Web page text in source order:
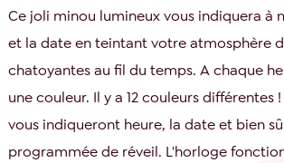
Ce joli minou lumineux vous indiquera à
et la date en teintant votre atmosphère
chatoyantes au fil du temps. A chaque
une couleur. Il y a 12 couleurs différentes
vous indiqueront heure, la date et bien
programmée de réveil. L'horloge